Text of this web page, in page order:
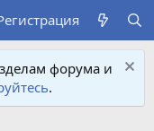
форума и
.